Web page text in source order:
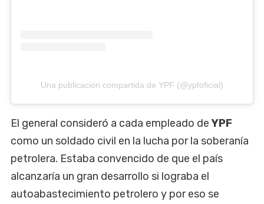
Una publicación compartida de YPF (@ypfoficial)
El general consideró a cada empleado deYPF
como un soldado civil en la lucha por la soberanía
petrolera. Estaba convencido de que el país
alcanzaría un gran desarrollo si lograba el
autoabastecimiento petrolero y por eso se